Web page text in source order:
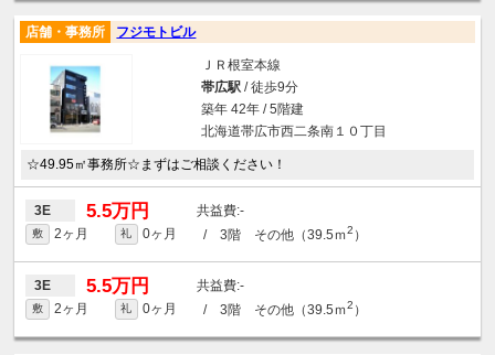
店舗・事務所 フジモトビル
ＪＲ根室本線
帯広駅/ 徒歩9分
築年 42年 / 5階建
北海道帯広市西二条南１０丁目
☆49.95㎡事務所☆まずはご相談ください！
3E 5.5万円 -
敷 2ヶ月 礼 0ヶ月 / 3階 その他（39.5ｍ2 ）
3E 5.5万円 -
敷 2ヶ月 礼 0ヶ月 / 3階 その他（39.5ｍ2 ）